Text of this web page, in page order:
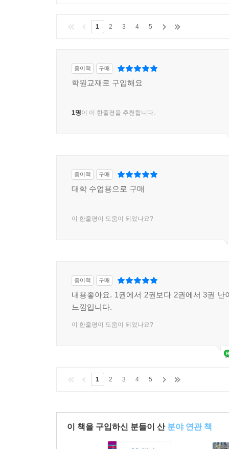
1 2 3 4 5
종이책 구매
학원교재로 구입해요
1명이 이 한줄평을 추천합니다.
종이책 구매
대학 수업용으로 구매
이 한줄평이 도움이 되었나요?
종이책 구매
내용좋아요. 1권에서 2권보다 2권에서 3권 난
느낌입니다.
이 한줄평이 도움이 되었나요?
1 2 3 4 5
이 책을 구입하신 분들이 산 분야 연관 책